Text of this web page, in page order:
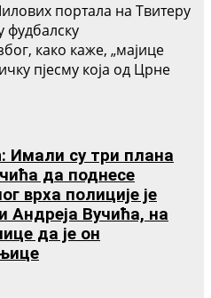
портала на Твитеру
фудбалску
како каже, „мајице
пјесму која од Црне
Имали су три плана
да поднесе
врха полиције је
Андреја Вучића, на
да је он